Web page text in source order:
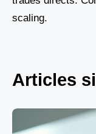
scaling.
Articles